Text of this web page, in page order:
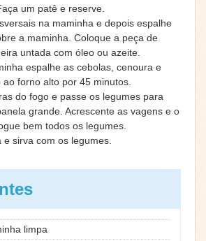
um patê e reserve.
na maminha e depois espalhe
a maminha. Coloque a peça de
untada com óleo ou azeite.
espalhe as cebolas, cenoura e
forno alto por 45 minutos.
do fogo e passe os legumes para
grande. Acrescente as vagens e o
bem todos os legumes.
sirva com os legumes.
limpa